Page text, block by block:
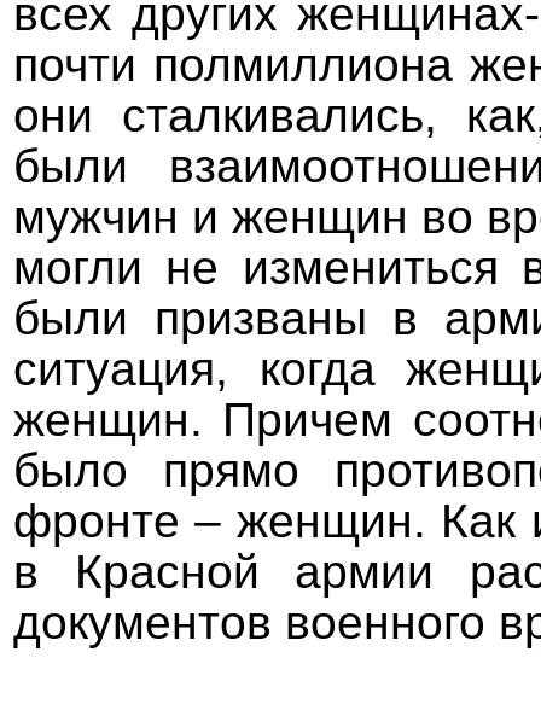
всех других
почти полмиллиона
они сталкивались,
были
мужчин и женщин во
могли не измениться
были призваны в
ситуация, когда
женщин. Причем
было прямо
фронте – женщин. Как
в Красной армии
документов военного